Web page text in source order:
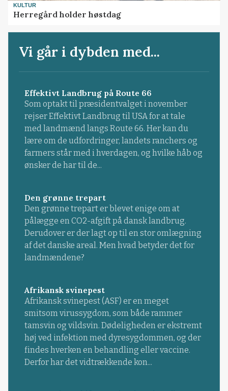
KULTUR
Herregård holder høstdag
Vi går i dybden med...
Effektivt Landbrug på Route 66
Som optakt til præsidentvalget i november
rejser Effektivt Landbrug til USA for at tale
med landmænd langs Route 66. Her kan du
lære om de udfordringer, landets ranchers og
farmers står med i hverdagen, og hvilke håb og
ønsker de har til de...
Den grønne trepart
Den grønne trepart er blevet enige om at
pålægge en CO2-afgift på dansk landbrug.
Derudover er der lagt op til en stor omlægning
af det danske areal. Men hvad betyder det for
landmændene?
Afrikansk svinepest
Afrikansk svinepest (ASF) er en meget
smitsom virussygdom, som både rammer
tamsvin og vildsvin. Dødeligheden er ekstremt
høj ved infektion med dyresygdommen, og der
findes hverken en behandling eller vaccine.
Derfor har det vidtrækkende kon...